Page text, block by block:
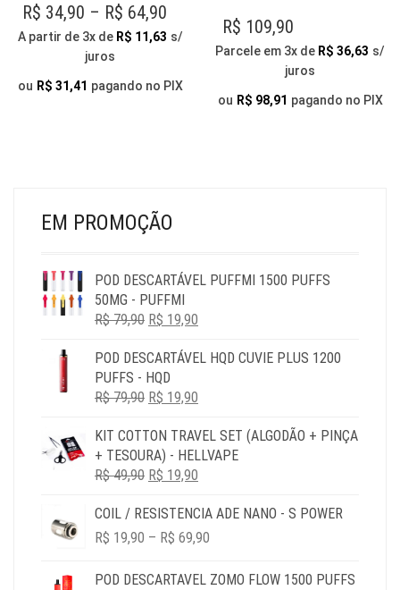
VARIANTES.
AS
PODEM
R$ 34,90 – R$ 64,90
RANGE:
R$ 34,90
THROUGH
R$ 64,90
A partir de 3x de R$ 11,63 s/
juros
ou R$ 31,41 pagando no PIX
SER
R$ 109,90
Parcele em 3x de R$ 36,63 s/
juros
ou R$ 98,91 pagando no PIX
EM PROMOÇÃO
POD DESCARTÁVEL PUFFMI 1500 PUFFS
50MG - PUFFMI
R$79,90 O
ORIGINAL
ERA:
R$ 79,90.
R$ 19,90
ATUAL
POD DESCARTÁVEL HQD CUVIE PLUS 1200
PUFFS - HQD
R$79,90 O
ORIGINAL
ERA:
R$ 79,90.
R$ 19,90
ATUAL
É:
KIT COTTON TRAVEL SET (ALGODÃO + PINÇA
+ TESOURA) - HELLVAPE
R$49,90 O
ORIGINAL
ERA:
R$ 19,90
ATUAL
É:
COIL / RESISTENCIA ADE NANO - S POWER
R$ 19,90 – R$ 69,90
R$ 19,90
POD DESCARTAVEL ZOMO FLOW 1500 PUFFS